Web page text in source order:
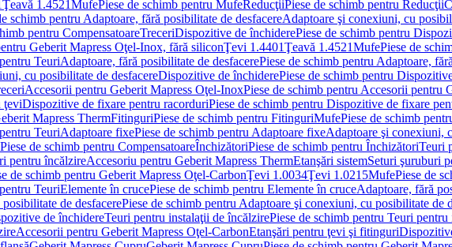
Ţeavă 1.4521MufePiese de schimb pentru MufeReducţiiPiese de schimb pentru Reducţii
schimb pentru Adaptoare, fără posibilitate de desfacereAdaptoare şi conexiuni, cu
pentru CompensatoareTreceriDispozitive de închiderePiese de schimb pentru
Geberit Mapress Oţel-Inox, fără siliconŢevi 1.4401Ţeavă 1.4521MufePiese de
TeuriAdaptoare, fără posibilitate de desfacerePiese de schimb pentru Adaptoare,
cu posibilitate de desfacereDispozitive de închiderePiese de schimb pentru
Accesorii pentru Geberit Mapress Oţel-InoxPiese de schimb pentru Accesorii pentru
ţeviDispozitive de fixare pentru racorduriPiese de schimb pentru Dispozitive de fixare
Mapress ThermFitinguriPiese de schimb pentru FitinguriMufePiese de schimb
TeuriAdaptoare fixePiese de schimb pentru Adaptoare fixeAdaptoare şi conexiuni,
Piese de schimb pentru CompensatoareÎnchizătoriPiese de schimb pentru ÎnchizătoriTeuri
pentru încălzireAccesoriu pentru Geberit Mapress ThermEtanşări sistemSeturi şuruburi
de schimb pentru Geberit Mapress Oţel-CarbonŢevi 1.0034Ţevi 1.0215MufePiese de
TeuriElemente în crucePiese de schimb pentru Elemente în cruceAdaptoare, fără
de desfacerePiese de schimb pentru Adaptoare şi conexiuni, cu posibilitate de
de închidereTeuri pentru instalaţii de încălzirePiese de schimb pentru Teuri
Accesorii pentru Geberit Mapress Oţel-CarbonEtanşări pentru ţevi şi fitinguri